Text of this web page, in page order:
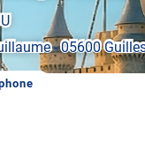
-05600